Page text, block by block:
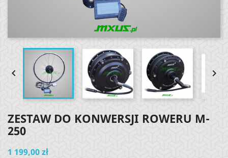
 
ZESTAW DO KONWERSJI ROWERU M-
250
1 199,00 zł